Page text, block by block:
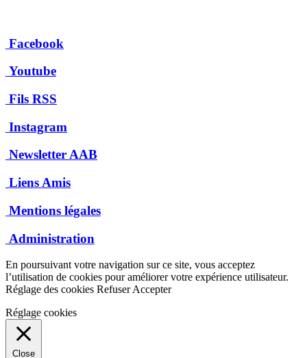
Facebook
Youtube
Fils RSS
Instagram
Newsletter AAB
Liens Amis
Mentions légales
Administration
En poursuivant votre navigation sur ce site, vous acceptez
l’utilisation de cookies pour améliorer votre expérience utilisateur.
Réglage des cookies Refuser Accepter
Réglage cookies
Close